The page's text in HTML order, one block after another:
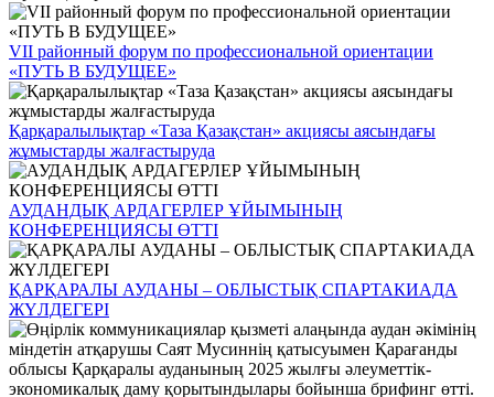
VII районный форум по профессиональной ориентации
«ПУТЬ В БУДУЩЕЕ»
Қарқаралылықтар «Таза Қазақстан» акциясы аясындағы
жұмыстарды жалғастыруда
АУДАНДЫҚ АРДАГЕРЛЕР ҰЙЫМЫНЫҢ
КОНФЕРЕНЦИЯСЫ ӨТТІ
ҚАРҚАРАЛЫ АУДАНЫ – ОБЛЫСТЫҚ СПАРТАКИАДА
ЖҮЛДЕГЕРІ